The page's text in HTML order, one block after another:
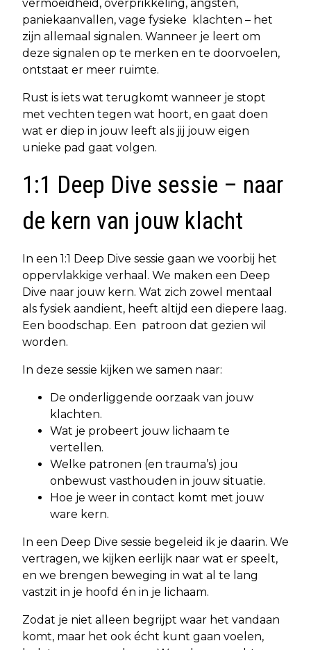
vermoeidheid, overprikkeling, angsten,
paniekaanvallen, vage fysieke klachten – het
zijn allemaal signalen. Wanneer je leert om
deze signalen op te merken en te doorvoelen,
ontstaat er meer ruimte.
Rust is iets wat terugkomt wanneer je stopt
met vechten tegen wat hoort, en gaat doen
wat er diep in jouw leeft als jij jouw eigen
unieke pad gaat volgen.
1:1 Deep Dive sessie – naar
de kern van jouw klacht
In een 1:1 Deep Dive sessie gaan we voorbij het
oppervlakkige verhaal. We maken een Deep
Dive naar jouw kern. Wat zich zowel mentaal
als fysiek aandient, heeft altijd een diepere laag.
Een boodschap. Een patroon dat gezien wil
worden.
In deze sessie kijken we samen naar:
De onderliggende oorzaak van jouw
klachten.
Wat je probeert jouw lichaam te
vertellen.
Welke patronen (en trauma’s) jou
onbewust vasthouden in jouw situatie.
Hoe je weer in contact komt met jouw
ware kern.
In een Deep Dive sessie begeleid ik je daarin. We
vertragen, we kijken eerlijk naar wat er speelt,
en we brengen beweging in wat al te lang
vastzit in je hoofd én in je lichaam.
Zodat je niet alleen begrijpt waar het vandaan
komt, maar het ook écht kunt gaan voelen,